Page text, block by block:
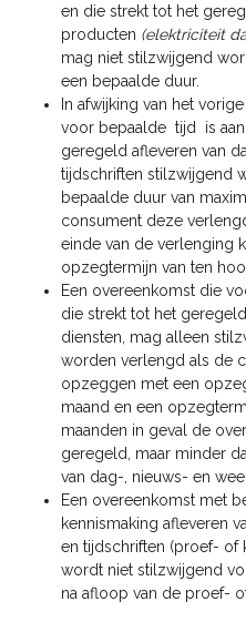
en die strekt tot het
producten (elektriciteit
mag niet stilzwijgend
een bepaalde duur.
In afwijking van het
voor bepaalde tijd is
geregeld afleveren van
tijdschriften stilzwijgend
bepaalde duur van
consument deze
einde van de verlenging
opzegtermijn van ten
Een overeenkomst die
die strekt tot het
diensten, mag alleen
worden verlengd als de
opzeggen met een
maand en een
maanden in geval de
geregeld, maar minder
van dag-, nieuws- en
Een overeenkomst met
kennismaking afleveren
en tijdschriften (proef- of
wordt niet stilzwijgend
na afloop van de proef-